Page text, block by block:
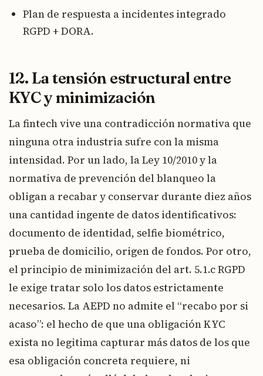
Plan de respuesta a incidentes integrado
RGPD + DORA.
12. La tensión estructural entre
KYC y minimización
La fintech vive una contradicción normativa que
ninguna otra industria sufre con la misma
intensidad. Por un lado, la Ley 10/2010 y la
normativa de prevención del blanqueo la
obligan a recabar y conservar durante diez años
una cantidad ingente de datos identificativos:
documento de identidad, selfie biométrico,
prueba de domicilio, origen de fondos. Por otro,
el principio de minimización del art. 5.1.c RGPD
le exige tratar solo los datos estrictamente
necesarios. La AEPD no admite el “recabo por si
acaso”: el hecho de que una obligación KYC
exista no legitima capturar más datos de los que
esa obligación concreta requiere, ni